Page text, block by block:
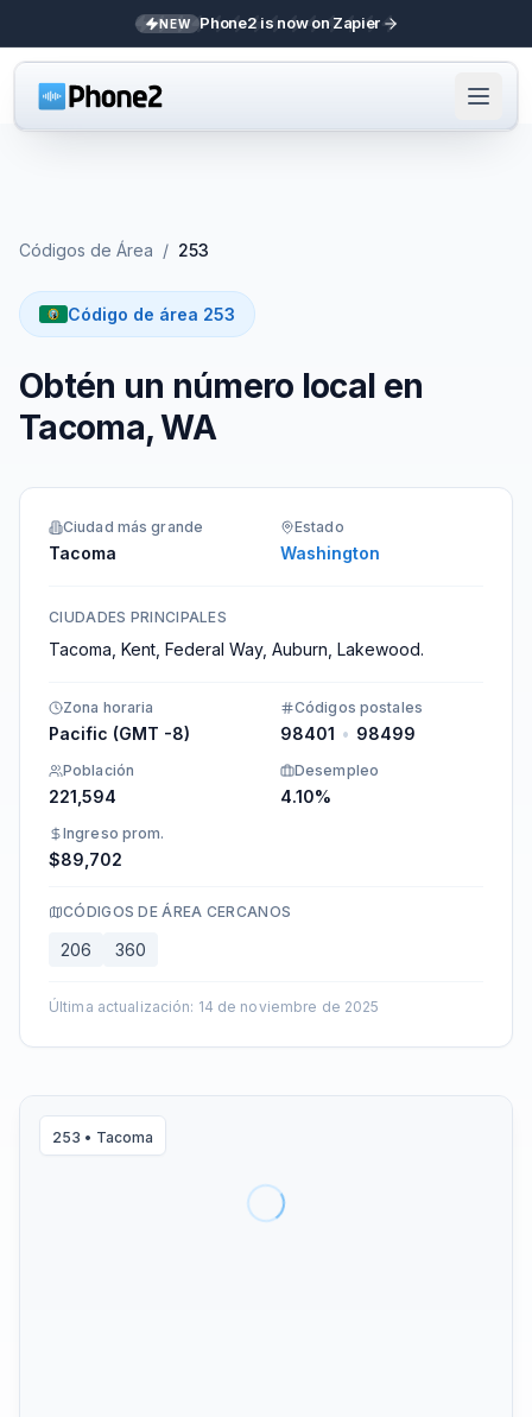
NEW Phone2 is now on Zapier
Códigos de Área / 253
Código de área 253
Obtén un número local en
Tacoma, WA
Ciudad más grande
Tacoma
Estado
Washington
CIUDADES PRINCIPALES
Tacoma, Kent, Federal Way, Auburn, Lakewood.
Zona horaria
Pacific (GMT -8)
Códigos postales
98401 • 98499
Población
221,594
Desempleo
4.10%
Ingreso prom.
$89,702
CÓDIGOS DE ÁREA CERCANOS
206 360
Última actualización: 14 de noviembre de 2025
253 • Tacoma